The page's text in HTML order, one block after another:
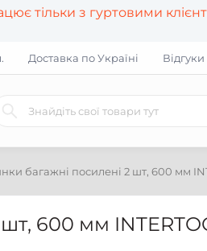
тільки з гуртовими
Доставка по Україні Відгуки
багажні посилені 2 шт, 600 мм
600 мм